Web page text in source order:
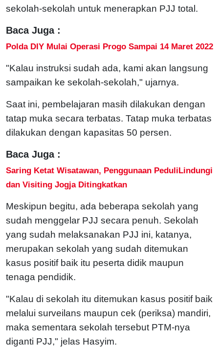
sekolah-sekolah untuk menerapkan PJJ total.
Baca Juga :
Polda DIY Mulai Operasi Progo Sampai 14 Maret 2022
"Kalau instruksi sudah ada, kami akan langsung
sampaikan ke sekolah-sekolah," ujarnya.
Saat ini, pembelajaran masih dilakukan dengan
tatap muka secara terbatas. Tatap muka terbatas
dilakukan dengan kapasitas 50 persen.
Baca Juga :
Saring Ketat Wisatawan, Penggunaan PeduliLindungi
dan Visiting Jogja Ditingkatkan
Meskipun begitu, ada beberapa sekolah yang
sudah menggelar PJJ secara penuh. Sekolah
yang sudah melaksanakan PJJ ini, katanya,
merupakan sekolah yang sudah ditemukan
kasus positif baik itu peserta didik maupun
tenaga pendidik.
"Kalau di sekolah itu ditemukan kasus positif baik
melalui surveilans maupun cek (periksa) mandiri,
maka sementara sekolah tersebut PTM-nya
diganti PJJ," jelas Hasyim.